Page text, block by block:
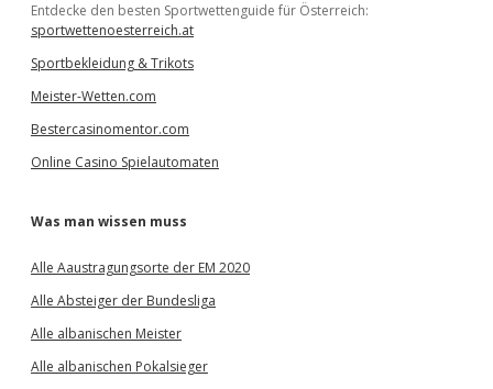
Entdecke den besten Sportwettenguide für Österreich:
sportwettenoesterreich.at
Sportbekleidung & Trikots
Meister-Wetten.com
Bestercasinomentor.com
Online Casino Spielautomaten
Was man wissen muss
Alle Aaustragungsorte der EM 2020
Alle Absteiger der Bundesliga
Alle albanischen Meister
Alle albanischen Pokalsieger